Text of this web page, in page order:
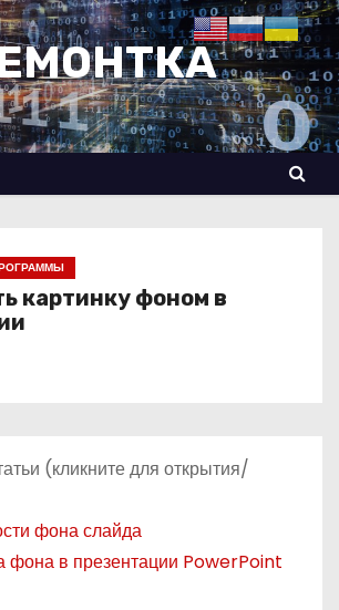
картинку фоном в
(кликните для открытия/
фона слайда
фона в презентации PowerPoint